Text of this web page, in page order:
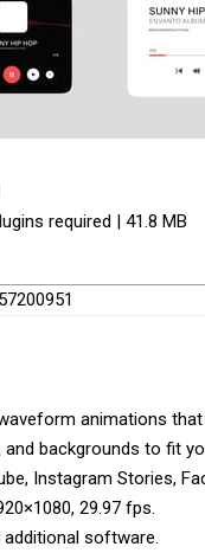
required | 41.8 MB
animations
backgrounds to fit
Instagram Stories,
29.97 fps.
additional software.